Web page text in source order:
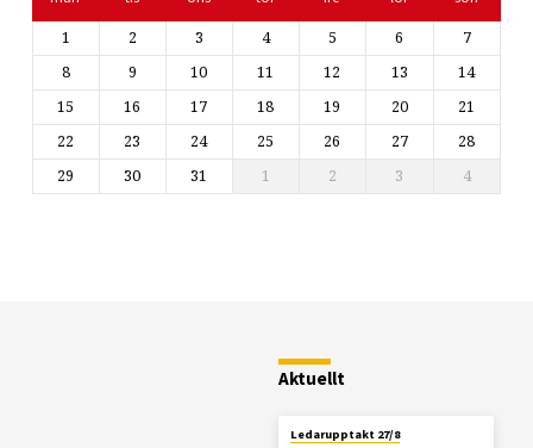
1 2 3 4 5 6
7
8
9 10 11 12 13
14
15
16 17 18 19 20
21
22
23 24 25 26 27
28
29
30 31 1 2 3 4
Aktuellt
Ledarupptakt 27/8